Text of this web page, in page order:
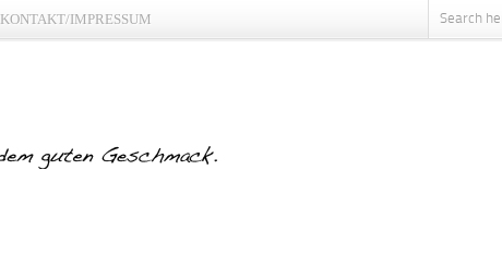
KONTAKT/IMPRESSUM